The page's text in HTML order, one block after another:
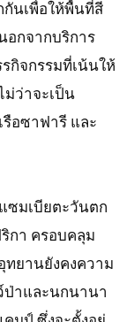
กันเพื่อให้พื้นที่สี
อกจากบริการ
กิจกรรมที่เน้นให้
ม่ว่าจะเป็น
อซาฟารี และ
ซมเบียตะวันตก
กา ครอบคลุม
ทยานยังคงความ
าและนกนานา